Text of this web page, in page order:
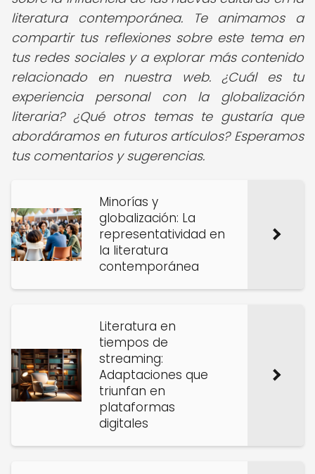
literatura contemporánea. Te animamos a
compartir tus reflexiones sobre este tema en
tus redes sociales y a explorar más contenido
relacionado en nuestra web. ¿Cuál es tu
experiencia personal con la globalización
literaria? ¿Qué otros temas te gustaría que
abordáramos en futuros artículos? Esperamos
tus comentarios y sugerencias.
Minorías y
globalización: La
representatividad en
la literatura
contemporánea
Literatura en
tiempos de
streaming:
Adaptaciones que
triunfan en
plataformas
digitales